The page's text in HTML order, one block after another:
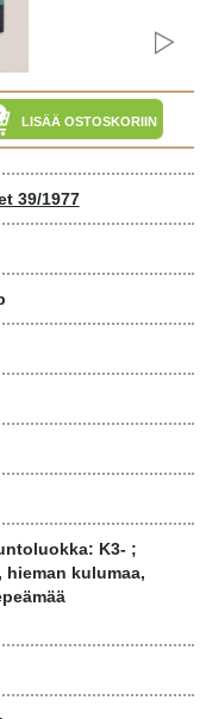
LISÄÄ OSTOSKORIIN
39/1977
K3- ;
hieman kulumaa,